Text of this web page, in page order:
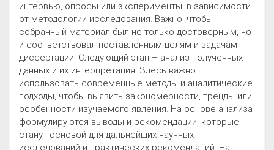
интервью, опросы или эксперименты, в зависимости
от методологии исследования. Важно, чтобы
собранный материал был не только достоверным, но
и соответствовал поставленным целям и задачам
диссертации. Следующий этап – анализ полученных
данных и их интерпретация. Здесь важно
использовать современные методы и аналитические
подходы, чтобы выявить закономерности, тренды или
особенности изучаемого явления. На основе анализа
формулируются выводы и рекомендации, которые
станут основой для дальнейших научных